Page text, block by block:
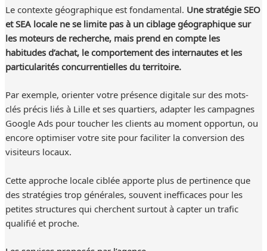
Le contexte géographique est fondamental. Une stratégie SEO
et SEA locale ne se limite pas à un ciblage géographique sur
les moteurs de recherche, mais prend en compte les
habitudes d’achat, le comportement des internautes et les
particularités concurrentielles du territoire.
Par exemple, orienter votre présence digitale sur des mots-
clés précis liés à Lille et ses quartiers, adapter les campagnes
Google Ads pour toucher les clients au moment opportun, ou
encore optimiser votre site pour faciliter la conversion des
visiteurs locaux.
Cette approche locale ciblée apporte plus de pertinence que
des stratégies trop générales, souvent inefficaces pour les
petites structures qui cherchent surtout à capter un trafic
qualifié et proche.